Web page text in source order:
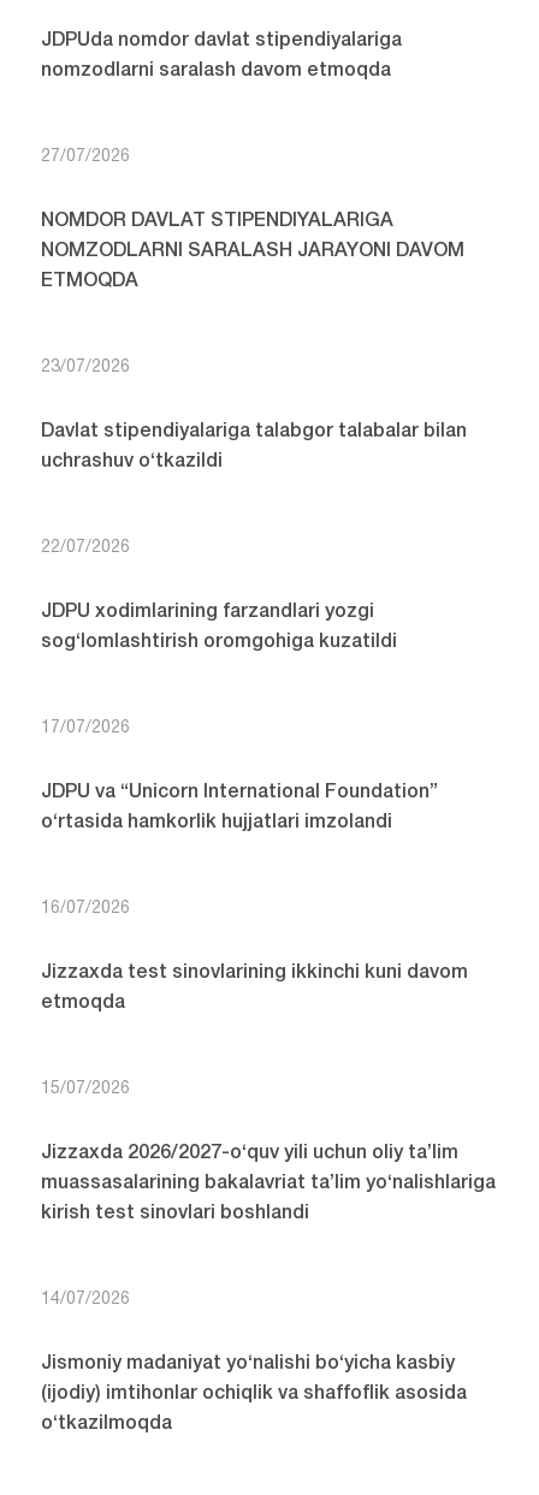
JDPUda nomdor davlat stipendiyalariga
nomzodlarni saralash davom etmoqda
27/07/2026
NOMDOR DAVLAT STIPENDIYALARIGA
NOMZODLARNI SARALASH JARAYONI DAVOM
ETMOQDA
23/07/2026
Davlat stipendiyalariga talabgor talabalar bilan
uchrashuv o‘tkazildi
22/07/2026
JDPU xodimlarining farzandlari yozgi
sog‘lomlashtirish oromgohiga kuzatildi
17/07/2026
JDPU va “Unicorn International Foundation”
o‘rtasida hamkorlik hujjatlari imzolandi
16/07/2026
Jizzaxda test sinovlarining ikkinchi kuni davom
etmoqda
15/07/2026
Jizzaxda 2026/2027-o‘quv yili uchun oliy ta’lim
muassasalarining bakalavriat ta’lim yo‘nalishlariga
kirish test sinovlari boshlandi
14/07/2026
Jismoniy madaniyat yo‘nalishi bo‘yicha kasbiy
(ijodiy) imtihonlar ochiqlik va shaffoflik asosida
o‘tkazilmoqda